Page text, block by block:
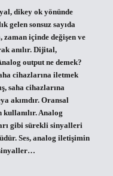
dikey ok yönünde
gelen sonsuz sayıda
zaman içinde değişen ve
anılır. Dijital,
output ne demek?
cihazlarına iletmek
saha cihazlarına
akımdır. Oransal
Analog
gibi sürekli sinyalleri
Ses, analog iletişimin